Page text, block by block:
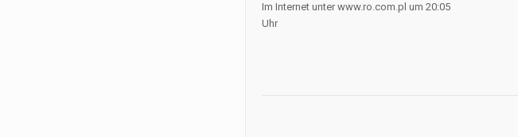
Im Internet unter www.ro.com.pl um 20:05
Uhr